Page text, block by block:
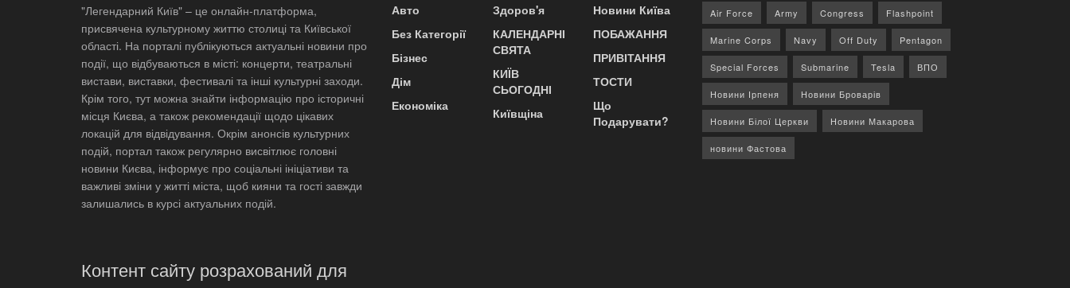
"Легендарний Київ" – це онлайн-платформа,
присвячена культурному життю столиці та Київської
області. На порталі публікуються актуальні новини про
події, що відбуваються в місті: концерти, театральні
вистави, виставки, фестивалі та інші культурні заходи.
Крім того, тут можна знайти інформацію про історичні
місця Києва, а також рекомендації щодо цікавих
локацій для відвідування. Окрім анонсів культурних
подій, портал також регулярно висвітлює головні
новини Києва, інформує про соціальні ініціативи та
важливі зміни у житті міста, щоб кияни та гості завжди
залишались в курсі актуальних подій.
Контент сайту розрахований для
Авто
Без Категорії
Бізнес
Дім
Економіка
Здоров'я
КАЛЕНДАРНІ
СВЯТА
КИЇВ
СЬОГОДНІ
Київщіна
Новини Київа
ПОБАЖАННЯ
ПРИВІТАННЯ
ТОСТИ
Що
Подарувати?
Air Force Army Congress Flashpoint
Marine Corps Navy Off Duty Pentagon
Special Forces Submarine Tesla ВПО
Новини Ірпеня Новини Броварів
Новини Білої Церкви Новини Макарова
новини Фастова